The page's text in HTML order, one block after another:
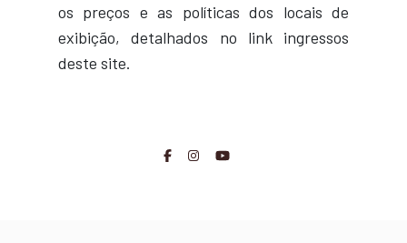
os preços e as políticas dos locais de
exibição, detalhados no link ingressos
deste site.